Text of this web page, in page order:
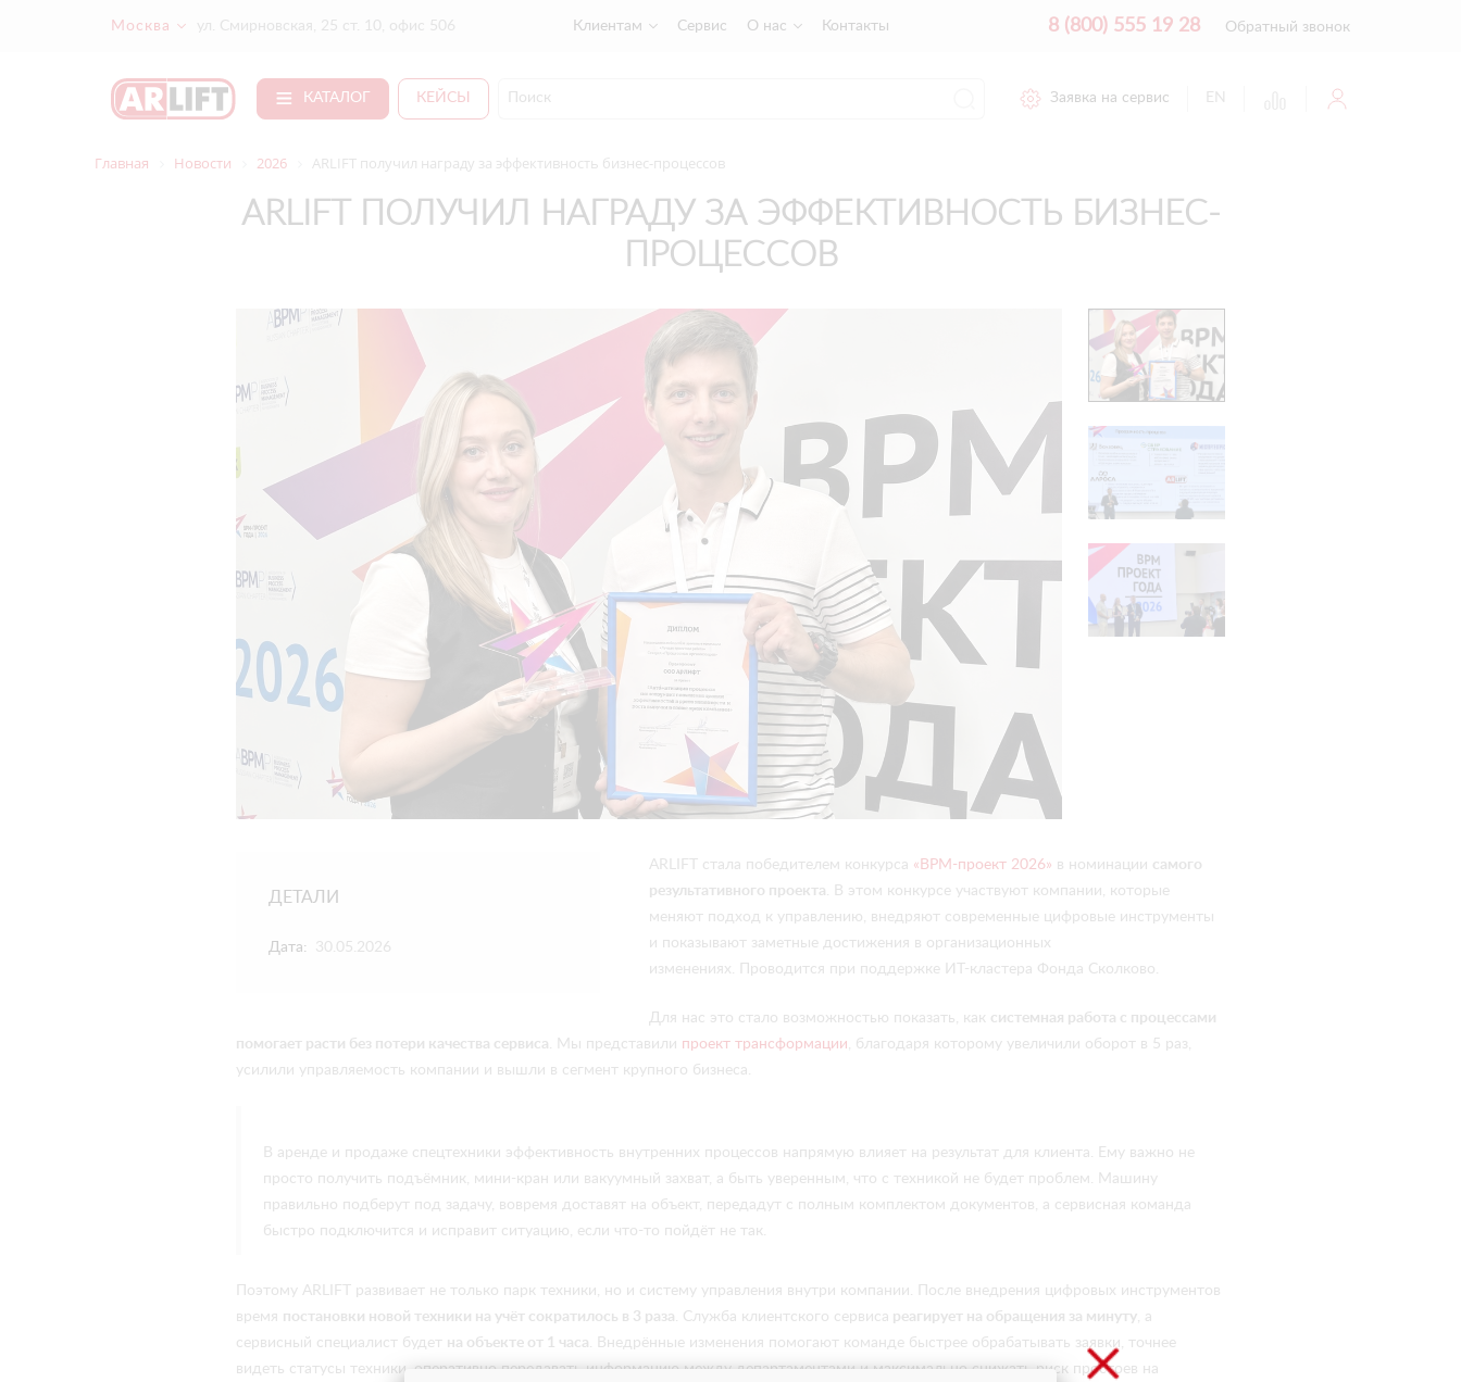
Москва ул. Смирновская, 25 ст. 10, офис 506 Клиентам Сервис О нас Контакты 8 (800) 555 19 28 Обратный звонок
КАТАЛОГ КЕЙСЫ Заявка на сервис EN
Главная Новости 2026 ARLIFT получил награду за эффективность бизнес-процессов
ARLIFT ПОЛУЧИЛ НАГРАДУ ЗА ЭФФЕКТИВНОСТЬ БИЗНЕС-
ПРОЦЕССОВ
ДЕТАЛИ
Дата: 30.05.2026
ARLIFT стала победителем конкурса «BPM-проект 2026» в номинации самого
результативного проекта . В этом конкурсе участвуют компании, которые
меняют подход к управлению, внедряют современные цифровые инструменты
и показывают заметные достижения в организационных
изменениях. Проводится при поддержке ИТ-кластера Фонда Сколково.
Для нас это стало возможностью показать, как системная работа с процессами
помогает расти без потери качества сервиса . Мы представили проект трансформации , благодаря которому увеличили оборот в 5 раз,
усилили управляемость компании и вышли в сегмент крупного бизнеса.
В аренде и продаже спецтехники эффективность внутренних процессов напрямую влияет на результат для клиента. Ему важно не
просто получить подъёмник, мини-кран или вакуумный захват, а быть уверенным, что с техникой не будет проблем. Машину
правильно подберут под задачу, вовремя доставят на объект, передадут с полным комплектом документов, а сервисная команда
быстро подключится и исправит ситуацию, если что-то пойдёт не так.
Поэтому ARLIFT развивает не только парк техники, но и систему управления внутри компании. После внедрения цифровых инструментов
время постановки новой техники на учёт сократилось в 3 раза . Служба клиентского сервиса реагирует на обращения за минуту , а
сервисный специалист будет на объекте от 1 часа . Внедрённые изменения помогают команде быстрее обрабатывать заявки, точнее
видеть статусы техники, оперативно передавать информацию между департаментами и максимально снижать риск простоев на